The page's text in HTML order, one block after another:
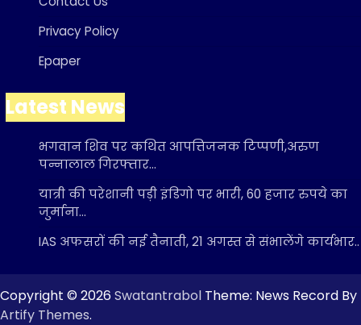
Privacy Policy
Epaper
Latest News
भगवान शिव पर कथित आपत्तिजनक टिप्पणी,अरुण
पन्नालाल गिरफ्तार…
यात्री की परेशानी पड़ी इंडिगो पर भारी, 60 हजार रुपये का
जुर्माना…
IAS अफसरों की नई तैनाती, 21 अगस्त से संभालेंगे कार्यभार..
Copyright © 2026 Swatantrabol Theme: News Record By
Artify Themes.